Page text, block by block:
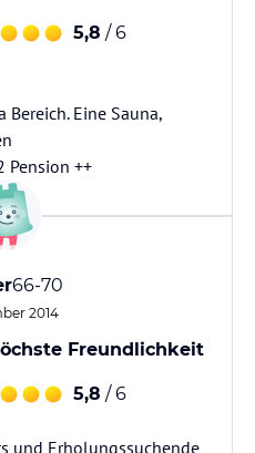
5,8 / 6
Bereich. Eine Sauna,
Pension ++
66-70
2014
Freundlichkeit
5,8 / 6
und Erholungssuchende